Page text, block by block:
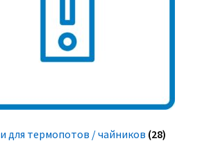
для термопотов / чайников (28)